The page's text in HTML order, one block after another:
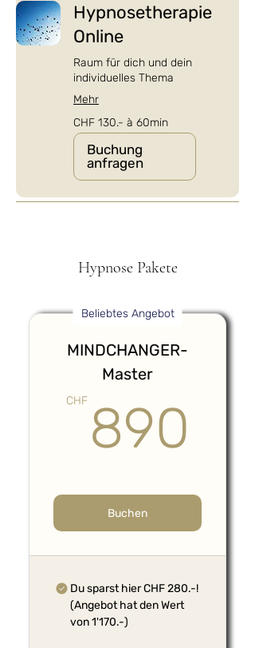
Hypnosetherapie
Online
Raum für dich und dein
individuelles Thema
Mehr
CHF
130.-
à
60min
CHF 130.- à 60min
Buchung
anfragen
Hypnose Pakete
Beliebtes Angebot
MINDCHANGER-
Master
CHF 890
Buchen
Du sparst hier CHF 280.-!
(Angebot hat den Wert
von 1'170.-)